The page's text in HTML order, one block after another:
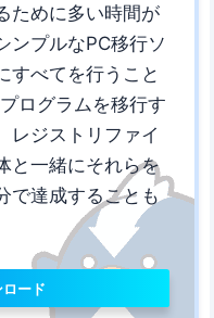
ために多い時間が
ンプルなPC移行ソ
すべてを行うこと
ログラムを移行す
レジストリファイ
と一緒にそれらを
で達成することも
ード